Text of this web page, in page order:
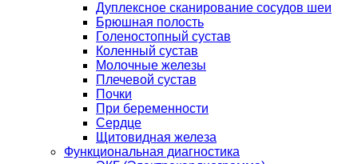
Дуплексное сканирование сосудов шеи
Брюшная полость
Голеностопный сустав
Коленный сустав
Молочные железы
Плечевой сустав
Почки
При беременности
Сердце
Щитовидная железа
Функциональная диагностика